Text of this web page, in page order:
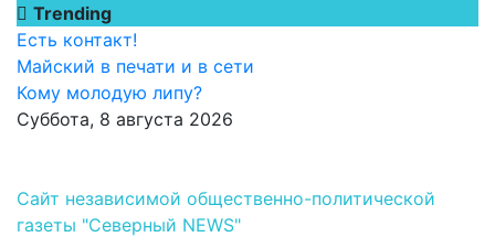
Перейти
содержимому
Trending
Есть контакт!
Майский в печати и в сети
Кому молодую липу?
Суббота, 8 августа 2026
Сайт независимой общественно-политической
газеты "Северный NEWS"